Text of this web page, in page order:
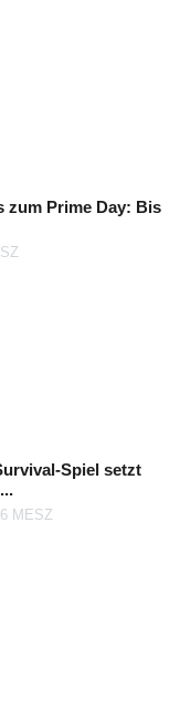
zum Prime Day: Bis
Spiel setzt
MESZ